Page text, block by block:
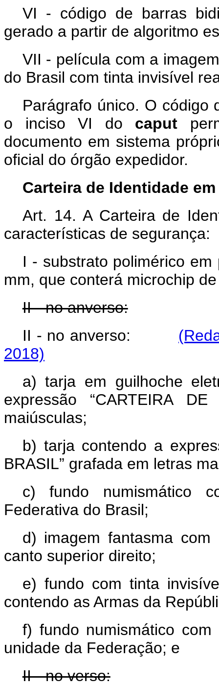
VI - código de barras
gerado a partir de algoritmo
VII - película com a
do Brasil com tinta invisível
Parágrafo único. O código
o inciso VI do caput
documento em sistema
oficial do órgão expedidor.
Carteira de Identidade
Art. 14. A Carteira de
características de segurança:
I - substrato polimérico
mm, que conterá microchip
II - no anverso:
II - no anverso:
2018)
a) tarja em guilhoche
expressão “CARTEIRA
maiúsculas;
b) tarja contendo a
BRASIL” grafada em letras
c) fundo numismático
Federativa do Brasil;
d) imagem fantasma
canto superior direito;
e) fundo com tinta
contendo as Armas da
f) fundo numismático
unidade da Federação; e
II - no verso: